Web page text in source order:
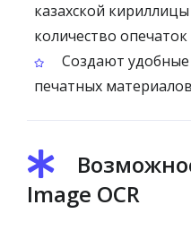
казахской
количество опечаток
Создают удобные
печатных
Image OCR